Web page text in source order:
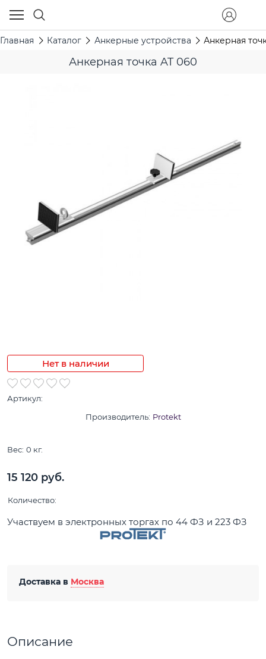
Главная Каталог Анкерные устройства Анкерная
Анкерная точка AT 060
Нет в наличии
Артикул:
Производитель: Protekt
Вес: 0 кг.
15 120 руб.
Количество:
Участвуем в электронных торгах по 44 ФЗ и 223 ФЗ
Доставка в Москва
Описание